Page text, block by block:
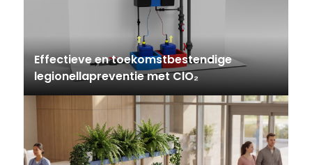
Effectieve en toekomstbestendige
legionellapreventie met ClO₂